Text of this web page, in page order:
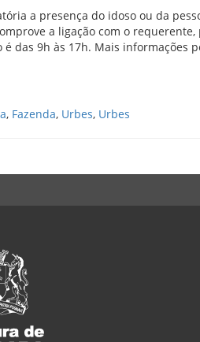
a presença do idoso ou da
a ligação com o
das 9h às 17h. Mais informações
, Fazenda, Urbes, Urbes